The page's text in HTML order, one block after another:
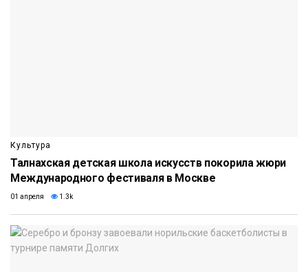
Культура
Талнахская детская школа искусств покорила жюри
Международного фестиваля в Москве
01 апреля 1.3k